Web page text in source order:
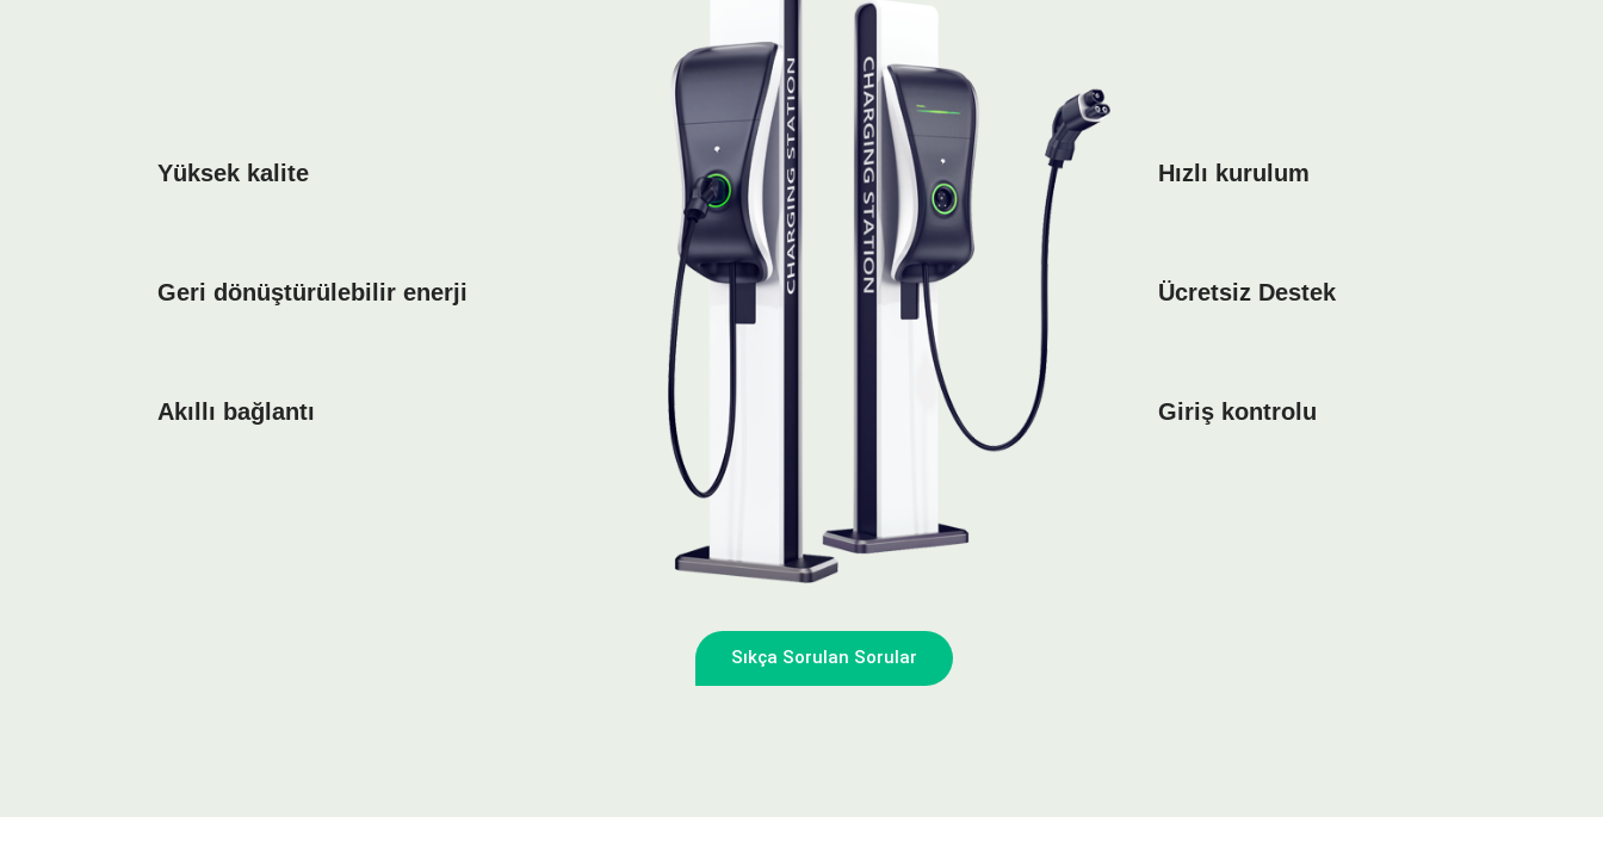
Yüksek kalite
Geri dönüştürülebilir enerji
Akıllı bağlantı
Sıkça Sorulan Sorular
Hızlı kurulum
Ücretsiz Destek
Giriş kontrolu